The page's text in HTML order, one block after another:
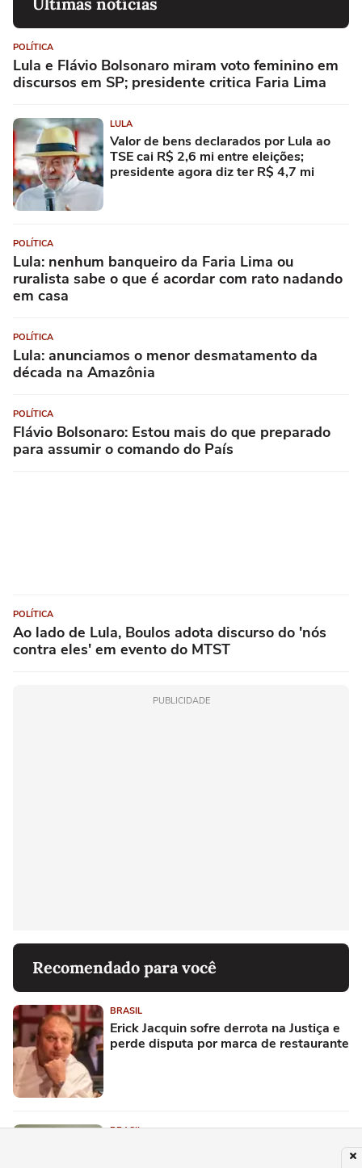
POLÍTICA
Lula e Flávio Bolsonaro miram voto feminino em
discursos em SP; presidente critica Faria Lima
LULA
Valor de bens declarados por Lula ao
TSE cai R$ 2,6 mi entre eleições;
presidente agora diz ter R$ 4,7 mi
POLÍTICA
Lula: nenhum banqueiro da Faria Lima ou
ruralista sabe o que é acordar com rato nadando
em casa
POLÍTICA
Lula: anunciamos o menor desmatamento da
década na Amazônia
POLÍTICA
Flávio Bolsonaro: Estou mais do que preparado
para assumir o comando do País
POLÍTICA
Ao lado de Lula, Boulos adota discurso do 'nós
contra eles' em evento do MTST
PUBLICIDADE
Recomendado para você
BRASIL
Erick Jacquin sofre derrota na Justiça e
perde disputa por marca de restaurante
BRASIL